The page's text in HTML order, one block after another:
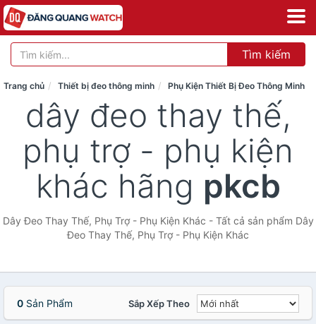
Tìm kiếm
Trang chủ Thiết bị đeo thông minh Phụ Kiện Thiết Bị Đeo Thông Minh
dây đeo thay thế,
phụ trợ - phụ kiện
khác hãng pkcb
Dây Đeo Thay Thế, Phụ Trợ - Phụ Kiện Khác - Tất cả sản phẩm Dây
Đeo Thay Thế, Phụ Trợ - Phụ Kiện Khác
0 Sản Phẩm Sắp Xếp Theo